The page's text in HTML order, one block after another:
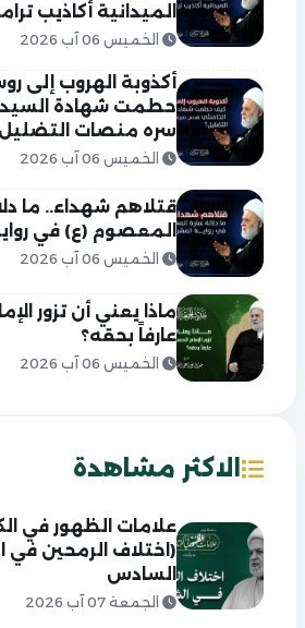
الميدانية أكاذيب
الخميس 06 آب 2026
أكذوبة الهروب إلى
حطمت شهادة
سره منصات
الخميس 06 آب 2026
قتلاهم شهداء.. ما
المعصوم (ع) في
الخميس 06 آب 2026
ماذا يعني أن تزور
عارفاً بحقه؟
الخميس 06 آب 2026
الاكثر مشاهدة
علامات الظهور في
(اختلاف الرمحين في
السادس
الجمعة 07 آب 2026